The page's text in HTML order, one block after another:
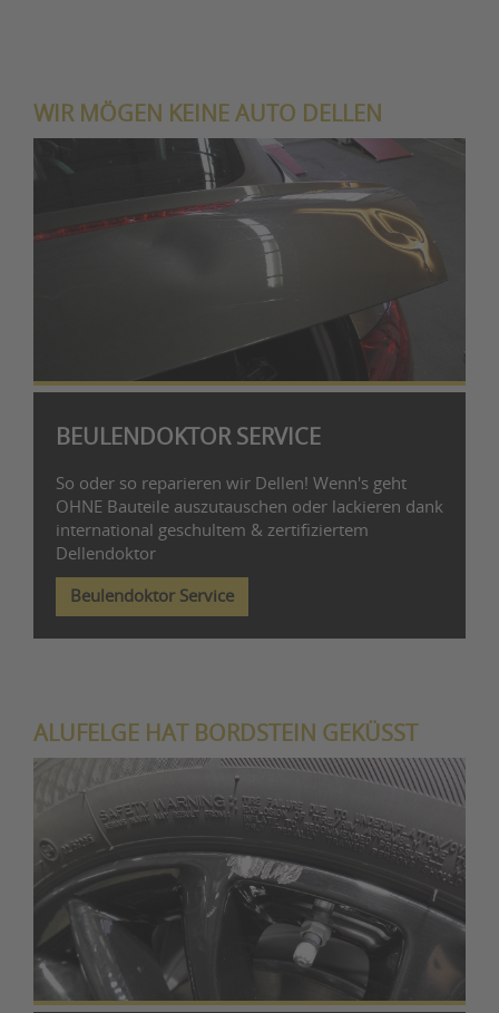
WIR MÖGEN KEINE AUTO DELLEN
BEULENDOKTOR SERVICE
So oder so reparieren wir Dellen! Wenn's geht
OHNE Bauteile auszutauschen oder lackieren dank
international geschultem & zertifiziertem
Dellendoktor
Beulendoktor Service
ALUFELGE HAT BORDSTEIN GEKÜSST